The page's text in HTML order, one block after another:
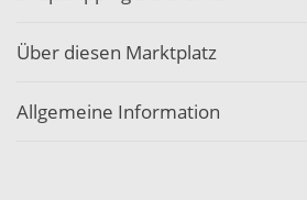
Über diesen Marktplatz
Allgemeine Information